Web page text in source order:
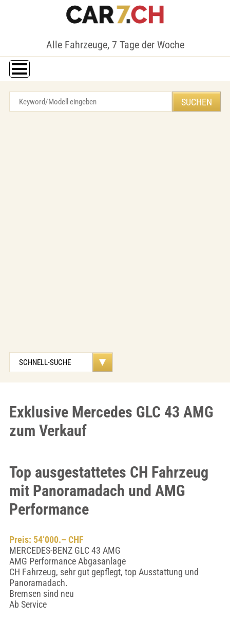
Alle Fahrzeuge, 7 Tage der Woche
Exklusive Mercedes GLC 43 AMG
zum Verkauf
Top ausgestattetes CH Fahrzeug
mit Panoramadach und AMG
Performance
Preis: 54’000.– CHF
MERCEDES-BENZ GLC 43 AMG
AMG Performance Abgasanlage
CH Fahrzeug, sehr gut gepflegt, top Ausstattung und
Panoramadach.
Bremsen sind neu
Ab Service